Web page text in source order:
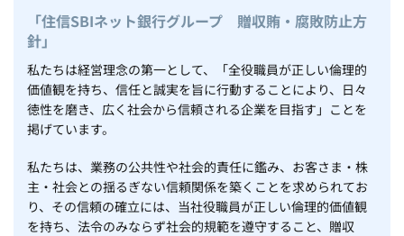
「住信SBIネット銀行グループ 贈収賄・腐敗防止方
針」
私たちは経営理念の第一として、「全役職員が正しい倫理的
価値観を持ち、信任と誠実を旨に行動することにより、日々
徳性を磨き、広く社会から信頼される企業を目指す」ことを
掲げています。
私たちは、業務の公共性や社会的責任に鑑み、お客さま・株
主・社会との揺るぎない信頼関係を築くことを求められてお
り、その信頼の確立には、当社役職員が正しい倫理的価値観
を持ち、法令のみならず社会的規範を遵守すること、贈収